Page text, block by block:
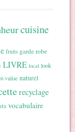
cuisine
fruits garde robe
LIVRE local look
valise naturel
recyclage
vocabulaire